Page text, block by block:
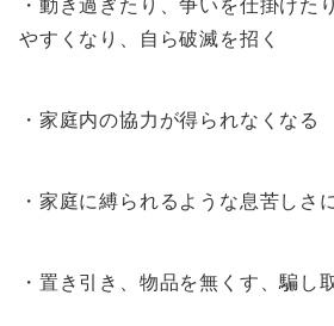
やすくなり、自ら破滅を招く
・家庭内の協力が得られなくなる
・家庭に縛られるような息苦しさ
・置き引き、物品を無くす、騙し